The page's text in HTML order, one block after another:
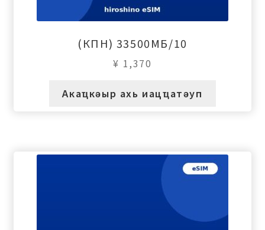
(КПН) 33500МБ/10
¥ 1,370
Акаҵкәыр ахь иацҵатәуп